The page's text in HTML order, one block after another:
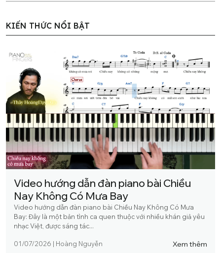
KIẾN THỨC NỔI BẬT
Video hướng dẫn đàn piano bài Chiều
Nay Không Có Mưa Bay
Video hướng dẫn đàn piano bài Chiều Nay Không Có Mưa
Bay: Đây là một bản tình ca quen thuộc với nhiều khán giả yêu
nhạc Việt, được sáng tác...
01/07/2026 | Hoàng Nguyễn Xem thêm